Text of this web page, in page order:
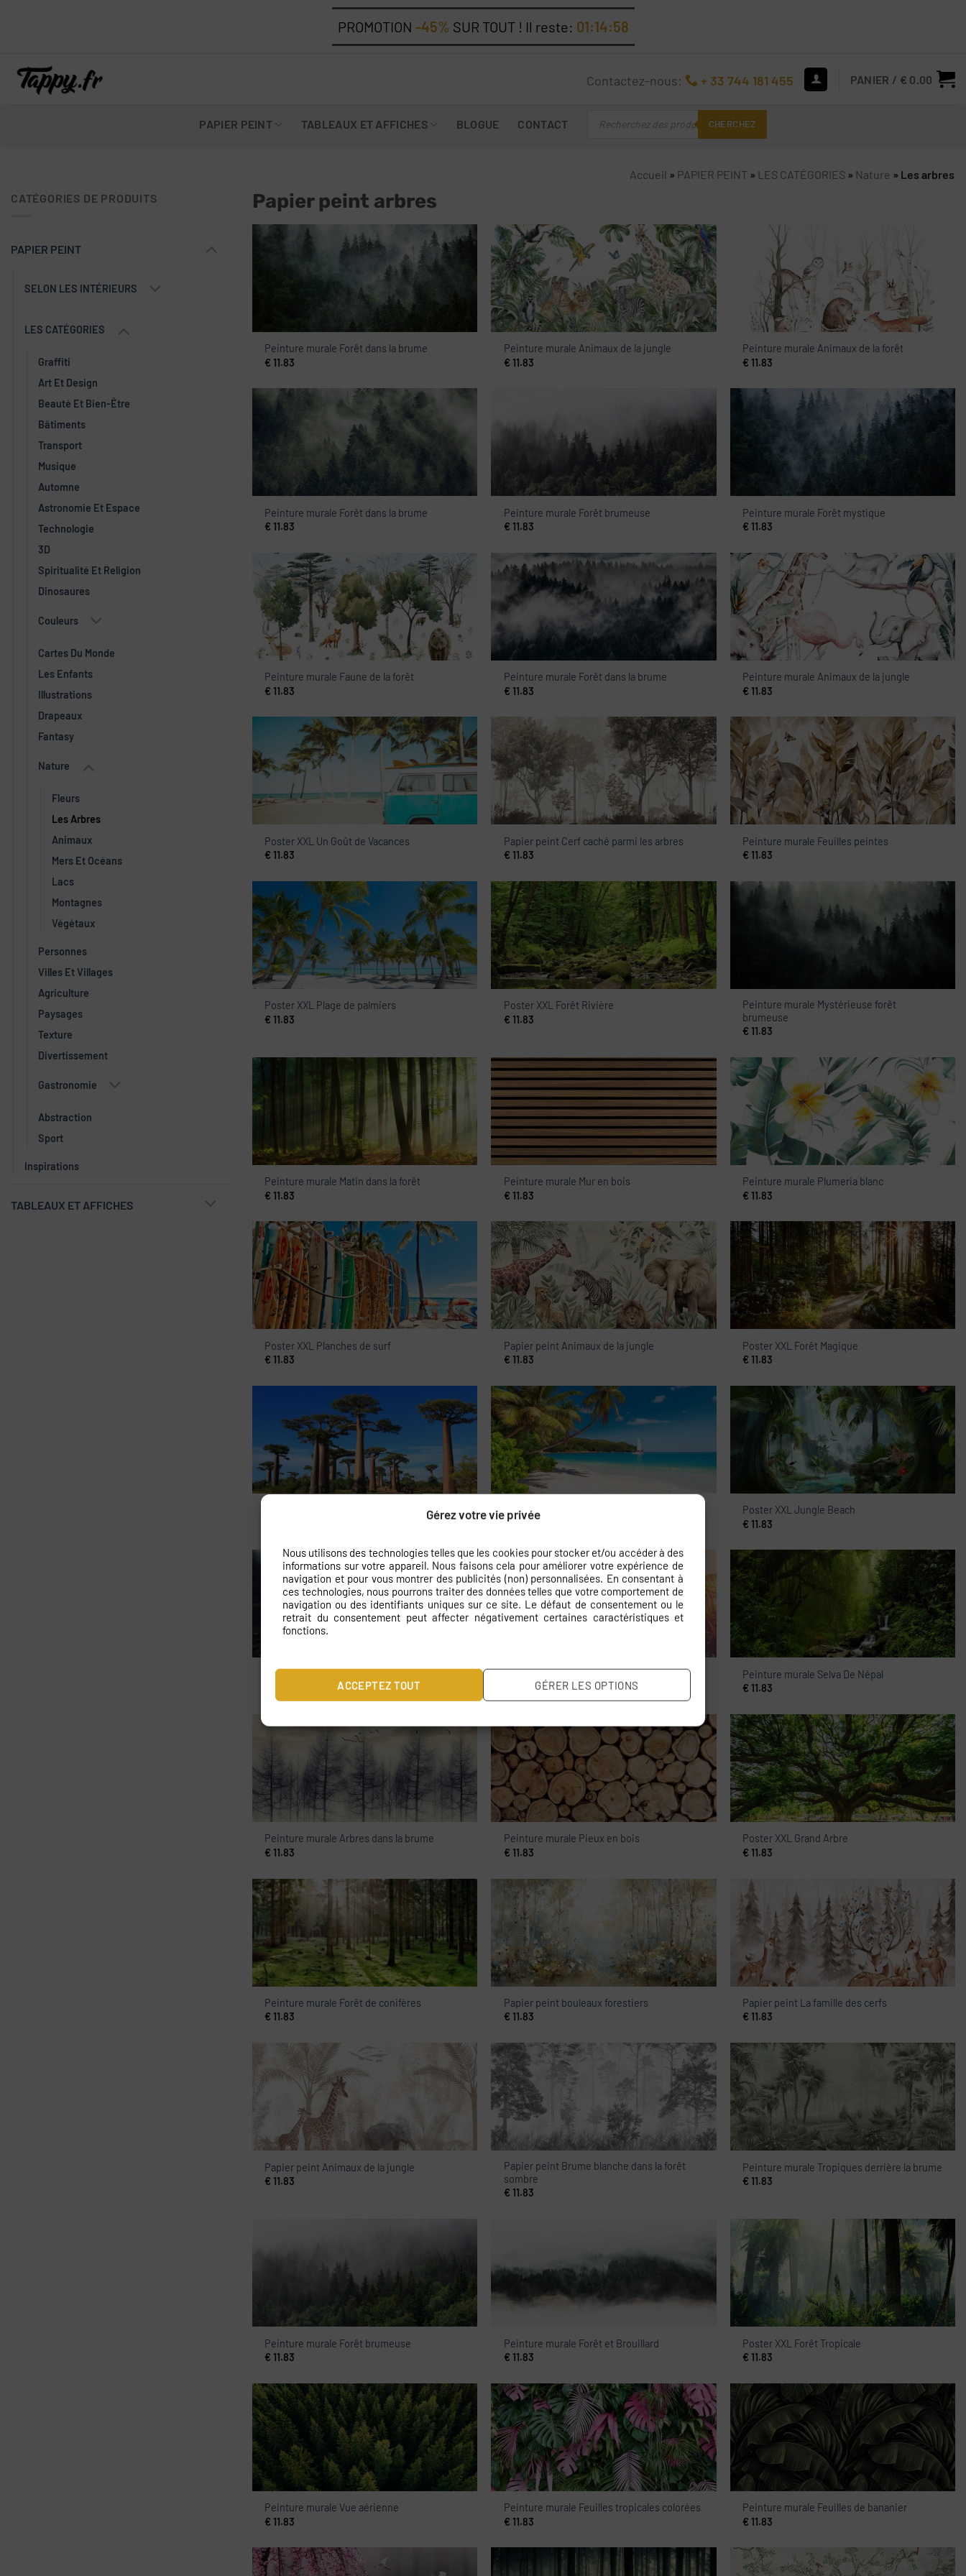
Gérez votre vie privée
Nous utilisons des technologies telles que les cookies pour stocker et/ou accéder à des
informations sur votre appareil. Nous faisons cela pour améliorer votre expérience de
navigation et pour vous montrer des publicités (non) personnalisées. En consentant à
ces technologies, nous pourrons traiter des données telles que votre comportement de
navigation ou des identifiants uniques sur ce site. Le défaut de consentement ou le
retrait du consentement peut affecter négativement certaines caractéristiques et
fonctions.
ACCEPTEZ TOUT GÉRER LES OPTIONS
PROMOTION -45% SUR TOUT ! Il reste: 01:14:56
Contactez-nous: + 33 744 181 455 PANIER / € 0.00
PAPIER PEINT TABLEAUX ET AFFICHES BLOGUE CONTACT CHERCHEZ
Accueil » PAPIER PEINT » LES CATÉGORIES » Nature » Les arbres
CATÉGORIES DE PRODUITS
PAPIER PEINT
SELON LES INTÉRIEURS
LES CATÉGORIES
Graffiti
Art Et Design
Beauté Et Bien-Être
Bâtiments
Transport
Musique
Automne
Astronomie Et Espace
Technologie
3D
Spiritualité Et Religion
Dinosaures
Couleurs
Cartes Du Monde
Les Enfants
Illustrations
Drapeaux
Fantasy
Nature
Fleurs
Les Arbres
Animaux
Mers Et Océans
Lacs
Montagnes
Végétaux
Personnes
Villes Et Villages
Agriculture
Paysages
Texture
Divertissement
Gastronomie
Abstraction
Sport
Inspirations
TABLEAUX ET AFFICHES
Papier peint arbres
Peinture murale Forêt dans la brume
€ 11.83
Peinture murale Animaux de la jungle
€ 11.83
Peinture murale Animaux de la forêt
€ 11.83
Peinture murale Forêt dans la brume
€ 11.83
Peinture murale Forêt brumeuse
€ 11.83
Peinture murale Forêt mystique
€ 11.83
Peinture murale Faune de la forêt
€ 11.83
Peinture murale Forêt dans la brume
€ 11.83
Peinture murale Animaux de la jungle
€ 11.83
Poster XXL Un Goût de Vacances
€ 11.83
Papier peint Cerf caché parmi les arbres
€ 11.83
Peinture murale Feuilles peintes
€ 11.83
Poster XXL Plage de palmiers
€ 11.83
Poster XXL Forêt Rivière
€ 11.83
Peinture murale Mystérieuse forêt
brumeuse
€ 11.83
Peinture murale Matin dans la forêt
€ 11.83
Peinture murale Mur en bois
€ 11.83
Peinture murale Plumeria blanc
€ 11.83
Poster XXL Planches de surf
€ 11.83
Papier peint Animaux de la jungle
€ 11.83
Poster XXL Forêt Magique
€ 11.83
Peinture murale Baobabs en passant
Poster XXL Plage de Sable
€
Poster XXL Jungle Beach
€ 11.83
Poster XXL Misty Tatry
Peinture murale Selva De Népal
€ 11.83
Peinture murale Arbres dans la brume
€ 11.83
Peinture murale Pieux en bois
€ 11.83
Poster XXL Grand Arbre
€ 11.83
Peinture murale Forêt de conifères
€ 11.83
Papier peint bouleaux forestiers
€ 11.83
Papier peint La famille des cerfs
€ 11.83
Papier peint Animaux de la jungle
€ 11.83
Papier peint Brume blanche dans la forêt
sombre
€ 11.83
Peinture murale Tropiques derrière la brume
€ 11.83
Peinture murale Forêt brumeuse
€ 11.83
Peinture murale Forêt et Brouillard
€ 11.83
Poster XXL Forêt Tropicale
€ 11.83
Peinture murale Vue aérienne
€ 11.83
Peinture murale Feuilles tropicales colorées
€ 11.83
Peinture murale Feuilles de bananier
€ 11.83